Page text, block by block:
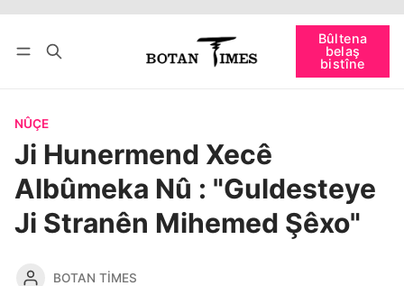
Bûltena
belaş
bistîne
bişopîne
NÛÇE
Ji Hunermend Xecê
Albûmeka Nû : "Guldesteye
Ji Stranên Mihemed Şêxo"
BOTAN TIMES